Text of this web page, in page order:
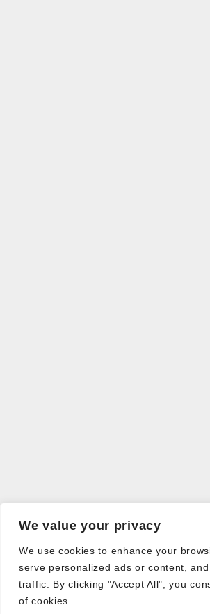
We value your privacy
We use cookies to enhance your
serve personalized ads or content,
traffic. By clicking "Accept All", you
of cookies.